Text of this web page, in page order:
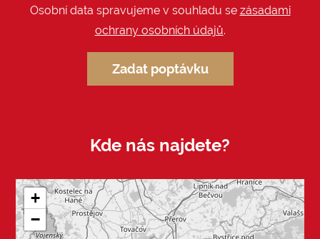
Osobní data spravujeme v souhladu se zásadami
ochrany osobních údajů.
Zadat poptávku
Kde nás najdete?
+
−